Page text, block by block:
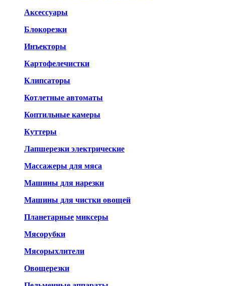
Аксессуары
Блокорезки
Инъекторы
Картофелечистки
Клипсаторы
Котлетные автоматы
Коптильные камеры
Куттеры
Лапшерезки электрические
Массажеры для мяса
Машины для нарезки
Машины для чистки овощей
Планетарные миксеры
Мясорубки
Мясорыхлители
Овощерезки